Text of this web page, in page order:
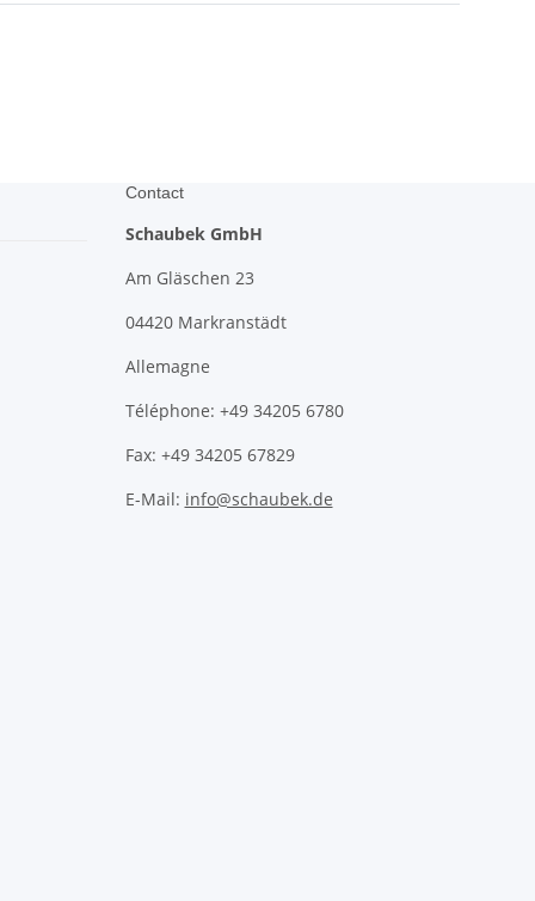
Contact
Schaubek GmbH
Am Gläschen 23
04420 Markranstädt
Allemagne
Téléphone: +49 34205 6780
Fax: +49 34205 67829
E-Mail: info@schaubek.de